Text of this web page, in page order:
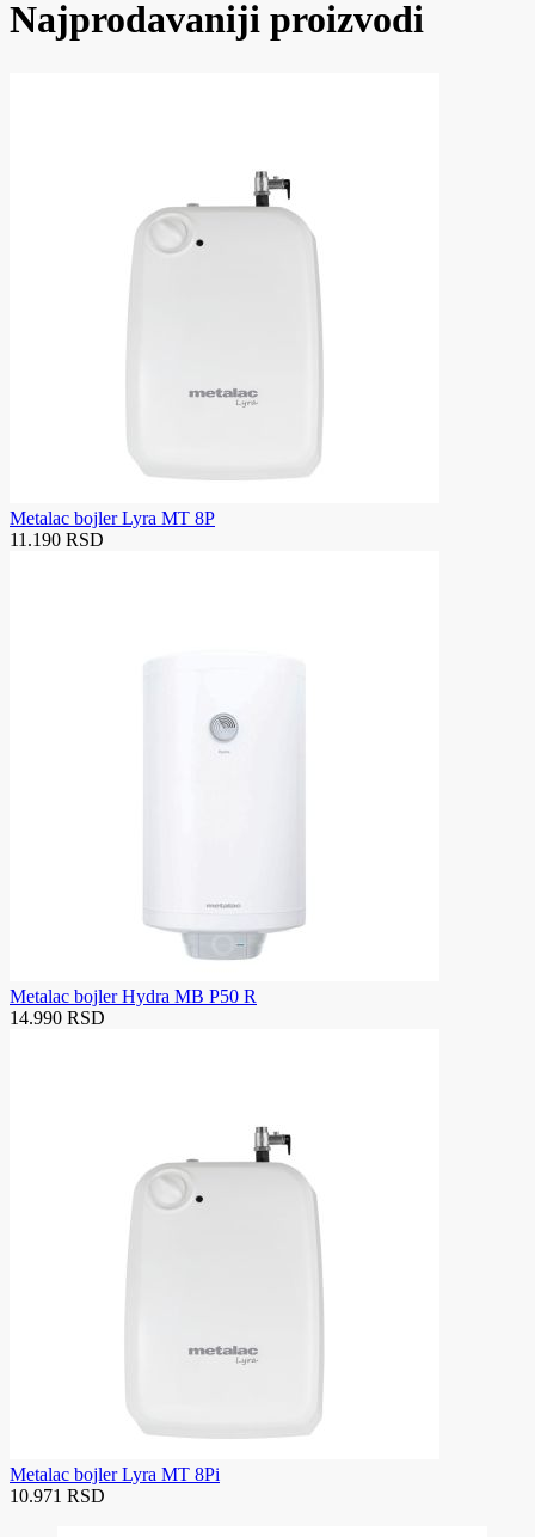
Najprodavaniji proizvodi
Metalac bojler Lyra MT 8P
11.190 RSD
Metalac bojler Hydra MB P50 R
14.990 RSD
Metalac bojler Lyra MT 8Pi
10.971 RSD